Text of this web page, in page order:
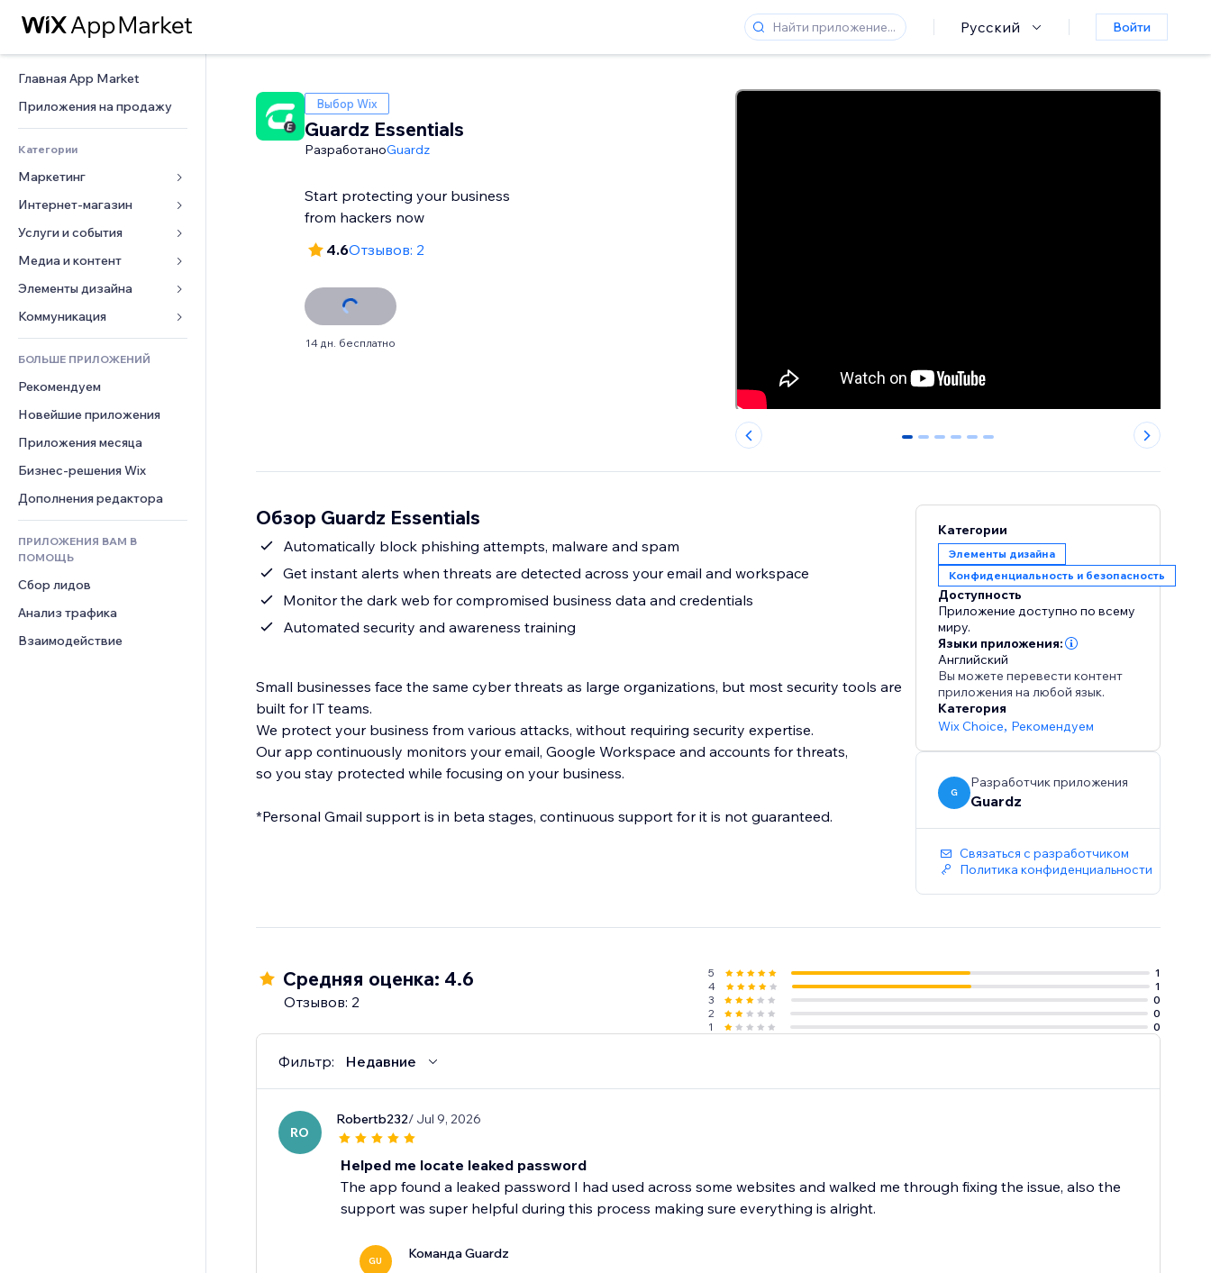
Русский Войти
Главная App Market
Приложения на продажу
Категории
Маркетинг
Реклама
Моб. версия
Веб-аналитика
Списки сайтов
Эл. почта
Интернет-магазин
Приложения для магазинов
Доставка
Кнопки продаж
Бухгалтерский учет
Купоны и лояльность
Складские услуги
Еда и напитки
Услуги и события
Отели
События
Рестораны
Недвижимость
Онлайн-запись
Медиа и контент
Галерея
Музыка
Подкасты
Фотография
Видео
PDF
Обмен файлами
Новости
Элементы дизайна
Карты и навигация
Конфиденциальность и
безопасность
Часы
Баннеры и значки
Калькуляторы
Погода
Графики и таблицы
Формы
Опросы
Чат
Комментарии
Телефон
Сообщество
Отзывы и комментарии
Управление отношениями с
клиентом (CRM)
БОЛЬШЕ ПРИЛОЖЕНИЙ
Рекомендуем
Новейшие приложения
Приложения месяца
Бизнес-решения Wix
Дополнения редактора
ПРИЛОЖЕНИЯ ВАМ В
ПОМОЩЬ
Сбор лидов
Анализ трафика
Взаимодействие
Выбор Wix
Guardz Essentials
РазработаноGuardz
Start protecting your business
from hackers now
4.6Отзывов: 2
14 дн. бесплатно
0 1 2 3 4 5
Обзор Guardz Essentials
Automatically block phishing attempts, malware and spam
Get instant alerts when threats are detected across your email and workspace
Monitor the dark web for compromised business data and credentials
Automated security and awareness training
Small businesses face the same cyber threats as large organizations, but most security tools are
built for IT teams.
We protect your business from various attacks, without requiring security expertise.
Our app continuously monitors your email, Google Workspace and accounts for threats,
so you stay protected while focusing on your business.
*Personal Gmail support is in beta stages, continuous support for it is not guaranteed.
Категории
Элементы дизайна
Конфиденциальность и безопасность
Доступность
Приложение доступно по всему
миру.
Языки приложения:
Английский
Вы можете перевести контент
приложения на любой язык.
Категория
Wix Choice, Рекомендуем
G
Разработчик приложения
Guardz
Связаться с разработчиком
Политика конфиденциальности
Средняя оценка: 4.6
Отзывов: 2
5
1
4
1
3
0
2
0
1
0
Фильтр: Недавние
RO
Robertb232/ Jul 9, 2026
Helped me locate leaked password
The app found a leaked password I had used across some websites and walked me through fixing the issue, also the
support was super helpful during this process making sure everything is alright.
GU Команда Guardz